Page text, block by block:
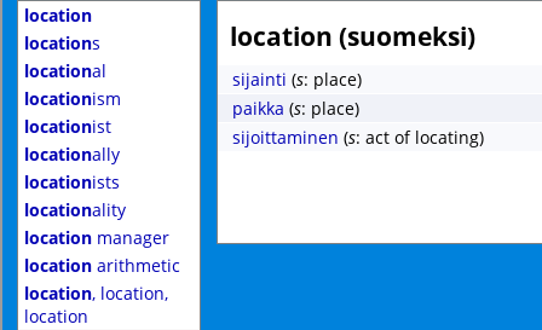
location
locations
locational
locationism
locationist
locationally
locationists
locationality
location manager
location arithmetic
location, location,
location
location (suomeksi)
sijainti (s: place)
paikka (s: place)
sijoittaminen (s: act of locating)